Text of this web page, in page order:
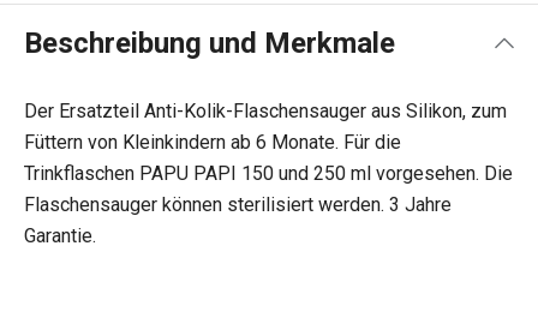
Beschreibung und Merkmale
Der Ersatzteil Anti-Kolik-Flaschensauger aus Silikon, zum
Füttern von Kleinkindern ab 6 Monate. Für die
Trinkflaschen PAPU PAPI 150 und 250 ml vorgesehen. Die
Flaschensauger können sterilisiert werden. 3 Jahre
Garantie.